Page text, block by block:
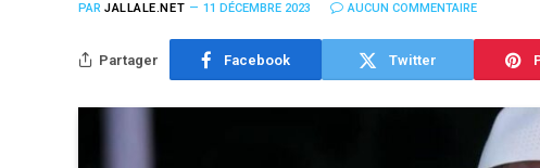
PAR JALLALE.NET 11 DÉCEMBRE 2023 AUCUN COMMENTAIRE
Partager Facebook Twitter